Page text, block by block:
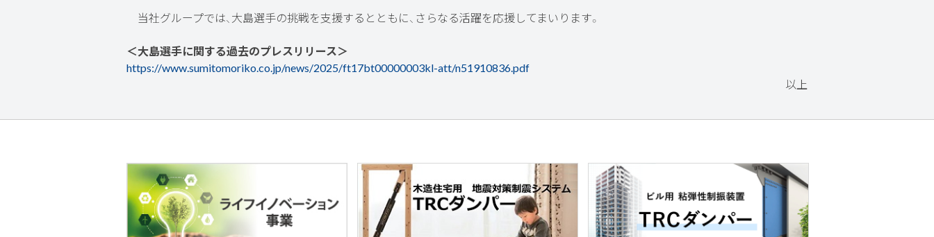
当社グループでは、大島選手の挑戦を支援するとともに、さらなる活躍を応援してまいります。
＜大島選手に関する過去のプレスリリース＞
https://www.sumitomoriko.co.jp/news/2025/ft17bt00000003kl-att/n51910836.pdf
以上